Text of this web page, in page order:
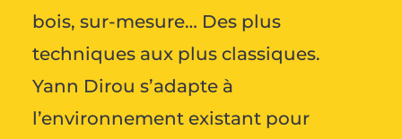
bois, sur-mesure… Des plus
techniques aux plus classiques.
Yann Dirou s’adapte à
l’environnement existant pour